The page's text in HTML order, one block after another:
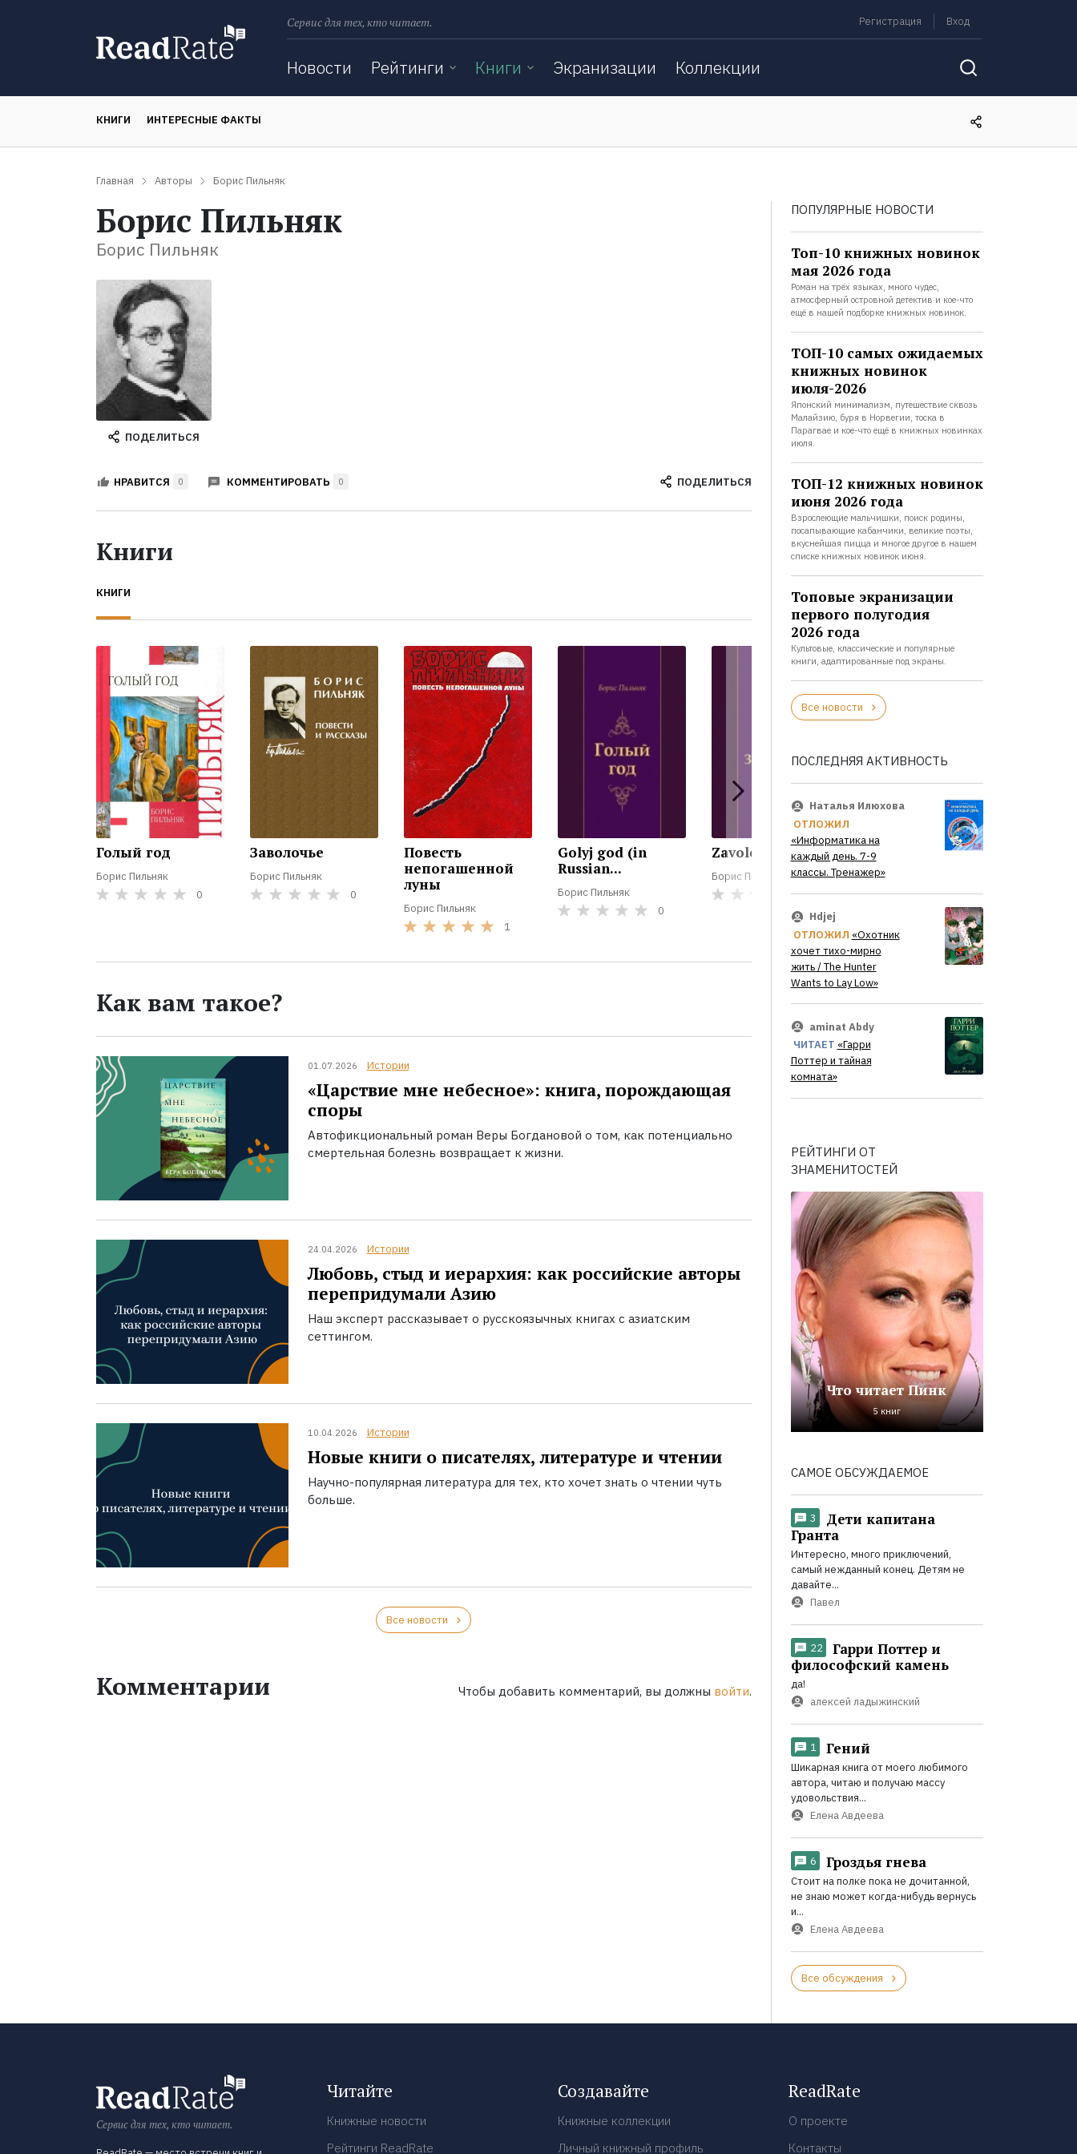
Сервис для тех, кто читает. Регистрация Вход
Новости Рейтинги Книги Экранизации Коллекции
КНИГИ ИНТЕРЕСНЫЕ ФАКТЫ
Главная Авторы Борис Пильняк
Борис Пильняк
Борис Пильняк
ПОДЕЛИТЬСЯ
НРАВИТСЯ 0 КОММЕНТИРОВАТЬ 0 ПОДЕЛИТЬСЯ
Книги
КНИГИ
Голый год
Борис Пильняк
0
Заволочье
Борис Пильняк
0
Повесть
непогашенной
луны
Борис Пильняк
1
Golyj god (in
Russian...
Борис Пильняк
0
Zavoloch'e (in...
Борис Пильняк
0
Krasnoe derevo
(in...
Борис Пильняк
0
Как вам такое?
01.07.2026 Истории
«Царствие мне небесное»: книга, порождающая
споры
Автофикциональный роман Веры Богдановой о том, как потенциально
смертельная болезнь возвращает к жизни.
24.04.2026 Истории
Любовь, стыд и иерархия: как российские авторы
перепридумали Азию
Наш эксперт рассказывает о русскоязычных книгах с азиатским
сеттингом.
10.04.2026 Истории
Новые книги о писателях, литературе и чтении
Научно-популярная литература для тех, кто хочет знать о чтении чуть
больше.
Все новости
Комментарии Чтобы добавить комментарий, вы должны войти.
ПОПУЛЯРНЫЕ НОВОСТИ
Топ-10 книжных новинок
мая 2026 года
Роман на трёх языках, много чудес,
атмосферный островной детектив и кое-что
ещё в нашей подборке книжных новинок.
ТОП-10 самых ожидаемых
книжных новинок
июля-2026
Японский минимализм, путешествие сквозь
Малайзию, буря в Норвегии, тоска в
Парагвае и кое-что ещё в книжных новинках
июля.
ТОП-12 книжных новинок
июня 2026 года
Взрослеющие мальчишки, поиск родины,
посапывающие кабанчики, великие поэты,
вкуснейшая пицца и многое другое в нашем
списке книжных новинок июня.
Топовые экранизации
первого полугодия
2026 года
Культовые, классические и популярные
книги, адаптированные под экраны.
Все новости
ПОСЛЕДНЯЯ АКТИВНОСТЬ
Наталья Илюхова
ОТЛОЖИЛ
«Информатика на
каждый день. 7-9
классы. Тренажер»
Hdjej
ОТЛОЖИЛ «Охотник
хочет тихо-мирно
жить / The Hunter
Wants to Lay Low»
aminat Abdy
ЧИТАЕТ «Гарри
Поттер и тайная
комната»
РЕЙТИНГИ ОТ
ЗНАМЕНИТОСТЕЙ
Что читает Пинк
5 книг
САМОЕ ОБСУЖДАЕМОЕ
3
Дети капитана
Гранта
Интересно, много приключений,
самый нежданный конец. Детям не
давайте...
Павел
22
Гарри Поттер и
философский камень
да!
алексей ладыжинский
1 Гений
Шикарная книга от моего любимого
автора, читаю и получаю массу
удовольствия...
Елена Авдеева
6 Гроздья гнева
Стоит на полке пока не дочитанной,
не знаю может когда-нибудь вернусь
и...
Елена Авдеева
Все обсуждения
Сервис для тех, кто читает.
Читайте
Книжные новости
Рейтинги ReadRate
Создавайте
Книжные коллекции
Личный книжный профиль
ReadRate
О проекте
Контакты